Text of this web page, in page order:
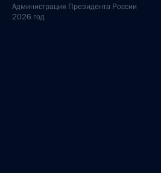
Администрация Президента России
2026 год